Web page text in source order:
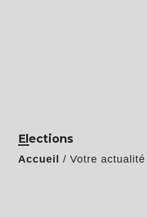
Elections
Accueil / Votre actualité